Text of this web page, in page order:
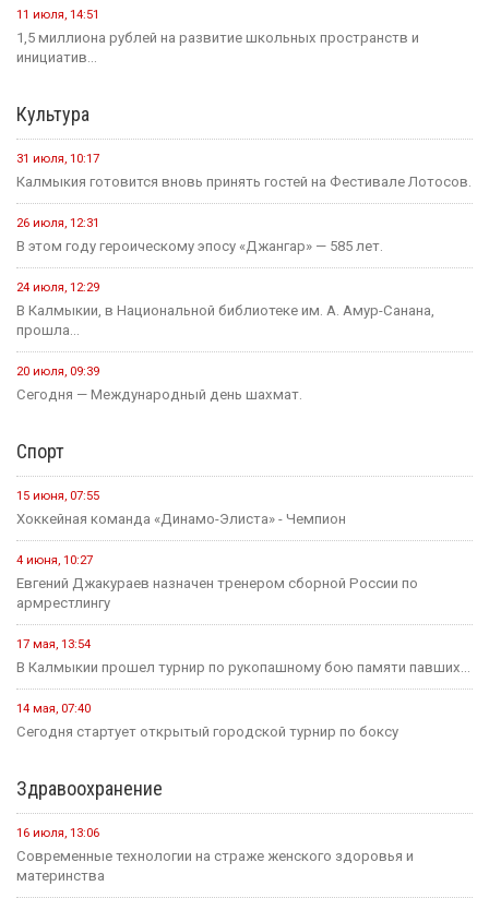
11 июля, 14:51
1,5 миллиона рублей на развитие школьных пространств и
инициатив...
Культура
31 июля, 10:17
Калмыкия готовится вновь принять гостей на Фестивале Лотосов.
26 июля, 12:31
В этом году героическому эпосу «Джангар» — 585 лет.
24 июля, 12:29
В Калмыкии, в Национальной библиотеке им. А. Амур-Санана,
прошла...
20 июля, 09:39
Сегодня — Международный день шахмат.
Спорт
15 июня, 07:55
Хоккейная команда «Динамо-Элиста» - Чемпион
4 июня, 10:27
Евгений Джакураев назначен тренером сборной России по
армрестлингу
17 мая, 13:54
В Калмыкии прошел турнир по рукопашному бою памяти павших...
14 мая, 07:40
Сегодня стартует открытый городской турнир по боксу
Здравоохранение
16 июля, 13:06
Современные технологии на страже женского здоровья и
материнства